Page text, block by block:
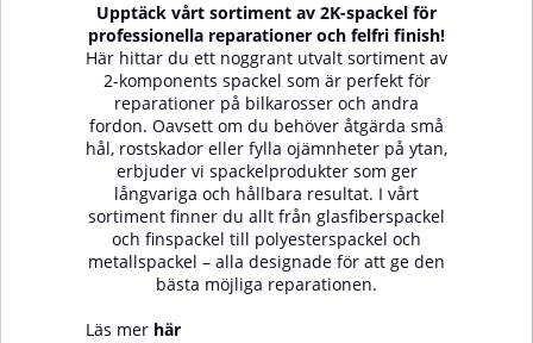
Upptäck vårt sortiment av 2K-spackel för
professionella reparationer och felfri finish!
Här hittar du ett noggrant utvalt sortiment av
2-komponents spackel som är perfekt för
reparationer på bilkarosser och andra
fordon. Oavsett om du behöver åtgärda små
hål, rostskador eller fylla ojämnheter på ytan,
erbjuder vi spackelprodukter som ger
långvariga och hållbara resultat. I vårt
sortiment finner du allt från glasfiberspackel
och finspackel till polyesterspackel och
metallspackel – alla designade för att ge den
bästa möjliga reparationen.
Läs mer här